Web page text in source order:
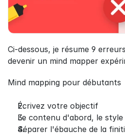
Ci-dessous, je résume 9
devenir un mind mapper
Mind mapping pour débutants
Écrivez votre objectif
Le contenu d'abord, le style
Séparer l'ébauche de la